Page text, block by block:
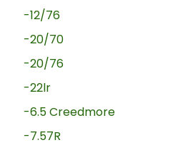
-12/76
-20/70
-20/76
-22lr
-6.5 Creedmore
-7.57R